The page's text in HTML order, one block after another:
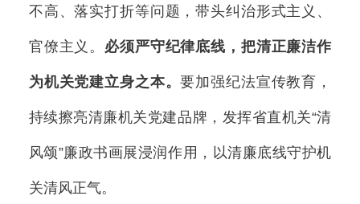
不高、落实打折等问题，带头纠治形式主义、
官僚主义。 必须严守纪律底线，把清正廉洁作
为机关党建立身之本。要加强纪法宣传教育，
持续擦亮清廉机关党建品牌，发挥省直机关“清
风颂”廉政书画展浸润作用，以清廉底线守护机
关清风正气。